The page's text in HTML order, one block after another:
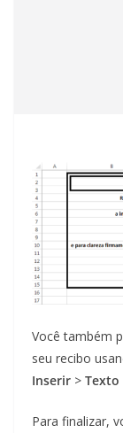
Você também
seu recibo
Inserir > Texto
Para finalizar,